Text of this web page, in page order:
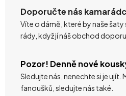
Doporučte nás
Víte o dámě, které by naše šaty
rády, když jí náš obchod
Pozor! Denně nové
Sledujte nás, nenechte si je ujít.
fanoušků, sledujte nás také.